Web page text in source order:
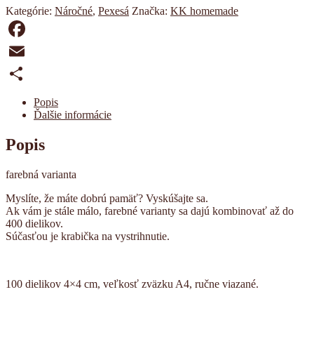
Kategórie: Náročné, Pexesá Značka: KK homemade
Facebook
Email
Popis
Ďalšie informácie
Popis
farebná varianta
Myslíte, že máte dobrú pamäť? Vyskúšajte sa.
Ak vám je stále málo, farebné varianty sa dajú kombinovať až do
400 dielikov.
Súčasťou je krabička na vystrihnutie.
100 dielikov 4×4 cm, veľkosť zväzku A4, ručne viazané.